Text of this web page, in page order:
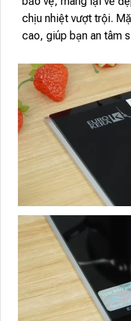
chịu nhiệt vượt trội.
cao, giúp bạn an tâm